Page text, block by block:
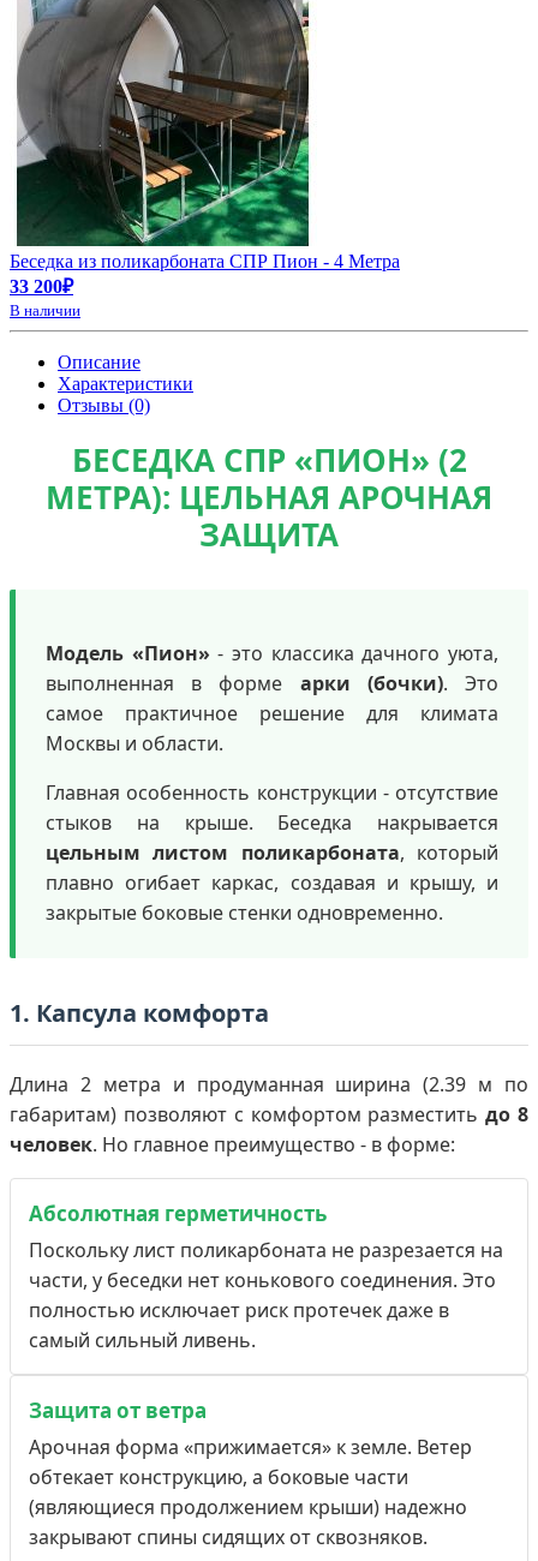
Беседка из поликарбоната СПР Пион - 4 Метра
33 200₽
В наличии
Описание
Характеристики
Отзывы (0)
БЕСЕДКА СПР «ПИОН» (2
МЕТРА): ЦЕЛЬНАЯ АРОЧНАЯ
ЗАЩИТА
Модель «Пион» - это классика дачного уюта,
выполненная в форме арки (бочки). Это
самое практичное решение для климата
Москвы и области.
Главная особенность конструкции - отсутствие
стыков на крыше. Беседка накрывается
цельным листом поликарбоната, который
плавно огибает каркас, создавая и крышу, и
закрытые боковые стенки одновременно.
1. Капсула комфорта
Длина 2 метра и продуманная ширина (2.39 м по
габаритам) позволяют с комфортом разместитьдо 8
человек. Но главное преимущество - в форме:
Абсолютная герметичность
Поскольку лист поликарбоната не разрезается на
части, у беседки нет конькового соединения. Это
полностью исключает риск протечек даже в
самый сильный ливень.
Защита от ветра
Арочная форма «прижимается» к земле. Ветер
обтекает конструкцию, а боковые части
(являющиеся продолжением крыши) надежно
закрывают спины сидящих от сквозняков.